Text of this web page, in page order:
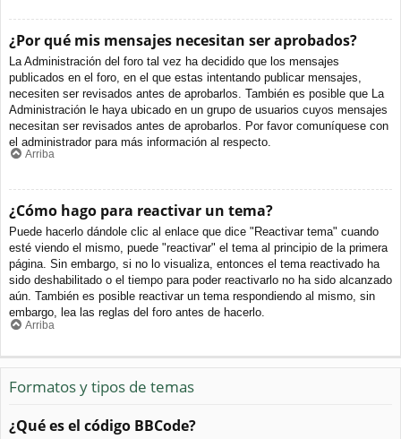
¿Por qué mis mensajes necesitan ser aprobados?
La Administración del foro tal vez ha decidido que los mensajes
publicados en el foro, en el que estas intentando publicar mensajes,
necesiten ser revisados antes de aprobarlos. También es posible que La
Administración le haya ubicado en un grupo de usuarios cuyos mensajes
necesitan ser revisados antes de aprobarlos. Por favor comuníquese con
el administrador para más información al respecto.
Arriba
¿Cómo hago para reactivar un tema?
Puede hacerlo dándole clic al enlace que dice "Reactivar tema" cuando
esté viendo el mismo, puede "reactivar" el tema al principio de la primera
página. Sin embargo, si no lo visualiza, entonces el tema reactivado ha
sido deshabilitado o el tiempo para poder reactivarlo no ha sido alcanzado
aún. También es posible reactivar un tema respondiendo al mismo, sin
embargo, lea las reglas del foro antes de hacerlo.
Arriba
Formatos y tipos de temas
¿Qué es el código BBCode?